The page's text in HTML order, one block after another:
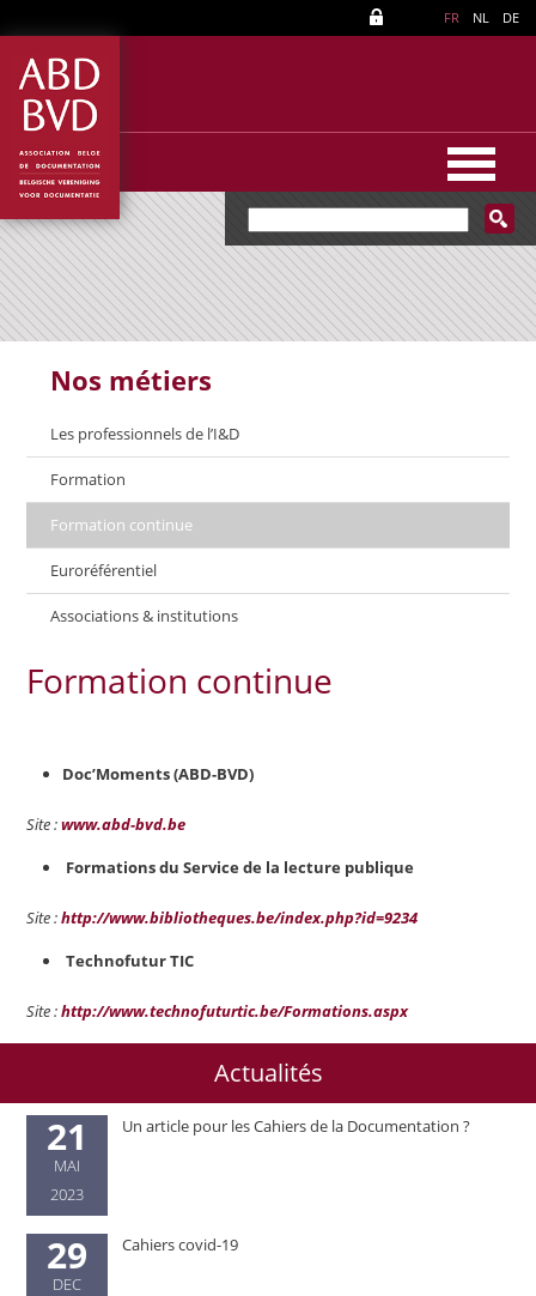
FR NL DE
Nos métiers
Les professionnels de l’I&D
Formation
Formation continue
Euroréférentiel
Associations & institutions
Formation continue
Doc’Moments (ABD-BVD)
Site :www.abd-bvd.be
Formations du Service de la lecture publique
Site :http://www.bibliotheques.be/index.php?id=9234
Technofutur TIC
Site :http://www.technofuturtic.be/Formations.aspx
Actualités
21
MAI
2023
Un article pour les Cahiers de la Documentation ?
29
DEC
Cahiers covid-19